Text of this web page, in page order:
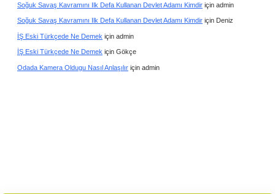
Soğuk Savaş Kavramını Ilk Defa Kullanan Devlet Adamı Kimdir için admin
Soğuk Savaş Kavramını Ilk Defa Kullanan Devlet Adamı Kimdir için Deniz
İŞ Eski Türkçede Ne Demek için admin
İŞ Eski Türkçede Ne Demek için Gökçe
Odada Kamera Oldugu Nasıl Anlaşılır için admin